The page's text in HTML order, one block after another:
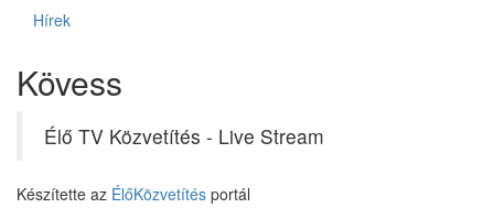
Hírek
Kövess
Élő TV Közvetítés - Live Stream
Készítette az ÉlőKözvetítés portál